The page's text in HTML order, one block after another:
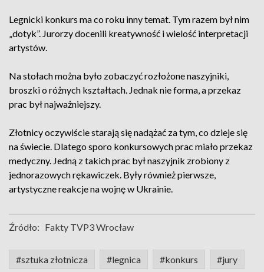
Legnicki konkurs ma co roku inny temat. Tym razem był nim
„dotyk”. Jurorzy docenili kreatywność i wielość interpretacji
artystów.
Na stołach można było zobaczyć rozłożone naszyjniki,
broszki o różnych kształtach. Jednak nie forma, a przekaz
prac był najważniejszy.
Złotnicy oczywiście starają się nadążać za tym, co dzieje się
na świecie. Dlatego sporo konkursowych prac miało przekaz
medyczny. Jedną z takich prac był naszyjnik zrobiony z
jednorazowych rękawiczek. Były również pierwsze,
artystyczne reakcje na wojnę w Ukrainie.
Źródło: Fakty TVP3 Wrocław
#sztuka złotnicza #legnica #konkurs #jury